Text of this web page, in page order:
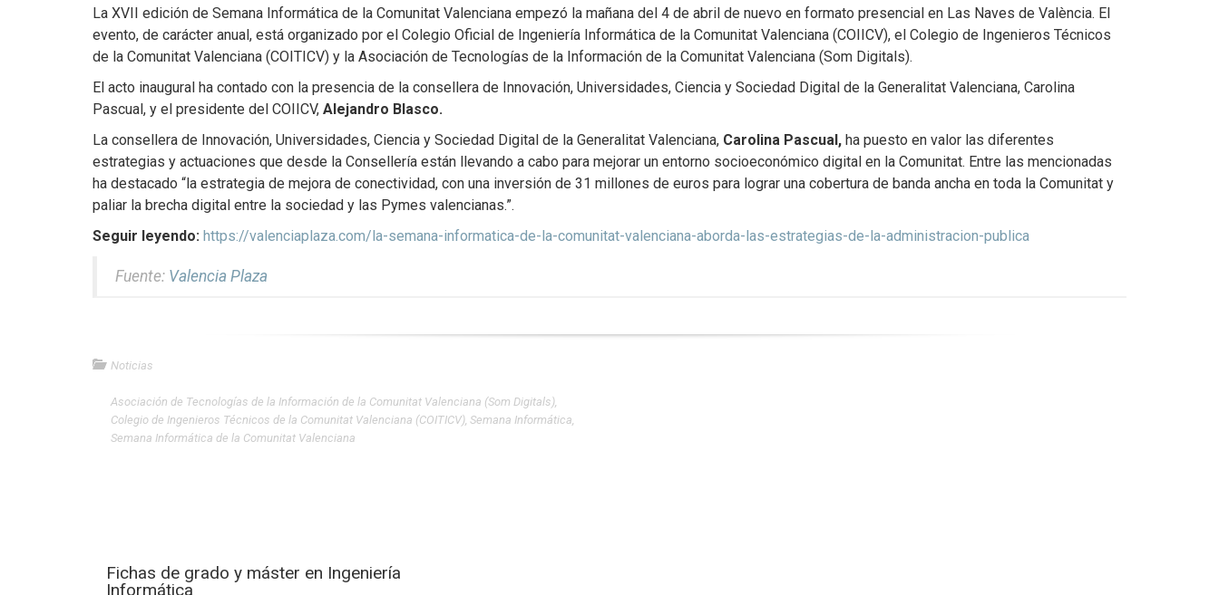
La XVII edición de Semana Informática de la Comunitat Valenciana empezó la mañana del 4 de abril de nuevo en formato presencial en Las Naves de València. El
evento, de carácter anual, está organizado por el Colegio Oficial de Ingeniería Informática de la Comunitat Valenciana (COIICV), el Colegio de Ingenieros Técnicos
de la Comunitat Valenciana (COITICV) y la Asociación de Tecnologías de la Información de la Comunitat Valenciana (Som Digitals).
El acto inaugural ha contado con la presencia de la consellera de Innovación, Universidades, Ciencia y Sociedad Digital de la Generalitat Valenciana, Carolina
Pascual, y el presidente del COIICV, Alejandro Blasco.
La consellera de Innovación, Universidades, Ciencia y Sociedad Digital de la Generalitat Valenciana, Carolina Pascual, ha puesto en valor las diferentes
estrategias y actuaciones que desde la Consellería están llevando a cabo para mejorar un entorno socioeconómico digital en la Comunitat. Entre las mencionadas
ha destacado “la estrategia de mejora de conectividad, con una inversión de 31 millones de euros para lograr una cobertura de banda ancha en toda la Comunitat y
paliar la brecha digital entre la sociedad y las Pymes valencianas.”.
Seguir leyendo: https://valenciaplaza.com/la-semana-informatica-de-la-comunitat-valenciana-aborda-las-estrategias-de-la-administracion-publica
Fuente: Valencia Plaza
Noticias
Asociación de Tecnologías de la Información de la Comunitat Valenciana (Som Digitals),
Colegio de Ingenieros Técnicos de la Comunitat Valenciana (COITICV), Semana Informática,
Semana Informática de la Comunitat Valenciana
Fichas de grado y máster en Ingeniería
Informática